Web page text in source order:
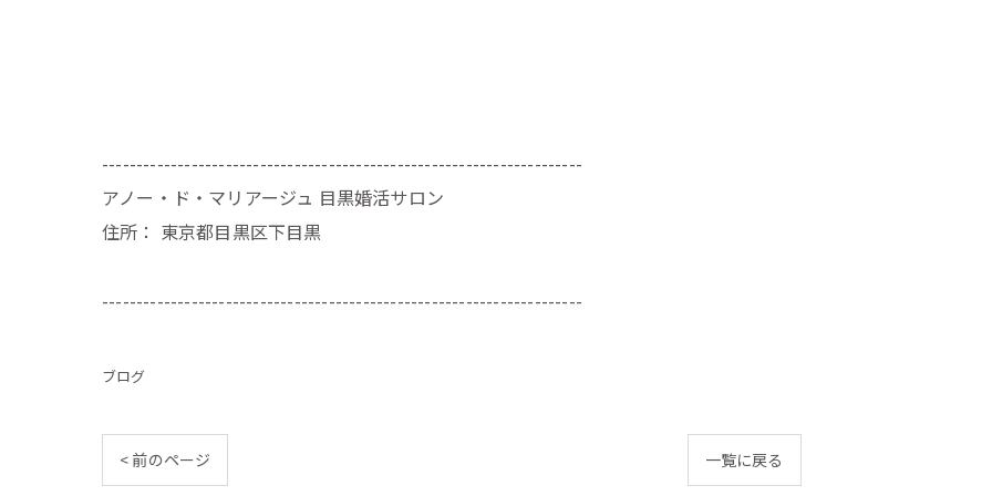
----------------------------------------------------------------------
アノー・ド・マリアージュ 目黒婚活サロン
住所： 東京都目黒区下目黒
----------------------------------------------------------------------
ブログ
< 前のページ 一覧に戻る